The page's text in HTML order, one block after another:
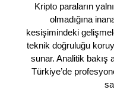
Kripto paraların
olmadığına
kesişimindeki
teknik doğruluğu
sunar. Analitik bakış
Türkiye’de